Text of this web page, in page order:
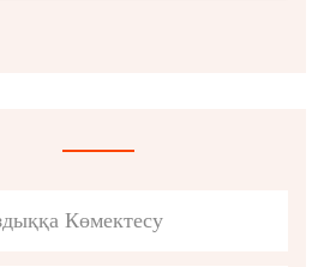
Көмектесу